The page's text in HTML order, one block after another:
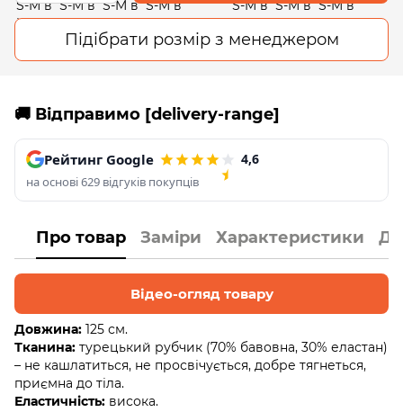
Підібрати розмір з менеджером
🚚 Відправимо [delivery-range]
Рейтинг Google 4,6
на основі 629 відгуків покупців
Про товар Заміри Характеристики
Відео-огляд товару
Довжина: 125 см.
Тканина: турецький рубчик (70% бавовна, 30% еластан)
– не кашлатиться, не просвічується, добре тягнеться,
приємна до тіла.
Еластичність: висока.